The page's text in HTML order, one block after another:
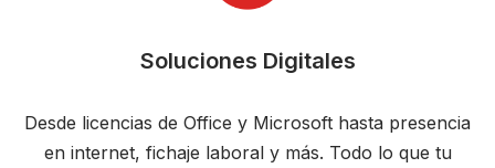
Soluciones Digitales
Desde licencias de Office y Microsoft hasta presencia
en internet, fichaje laboral y más. Todo lo que tu